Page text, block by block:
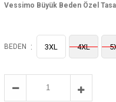
Vessimo Büyük Beden Özel
BEDEN : 3XL 4XL